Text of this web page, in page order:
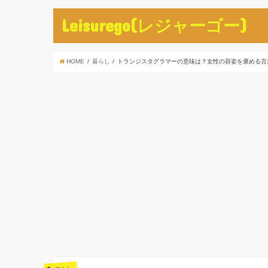
Leisurego(レジャーゴー)
HOME 暮らし トランジスタグラマーの意味は？女性の容姿を褒める